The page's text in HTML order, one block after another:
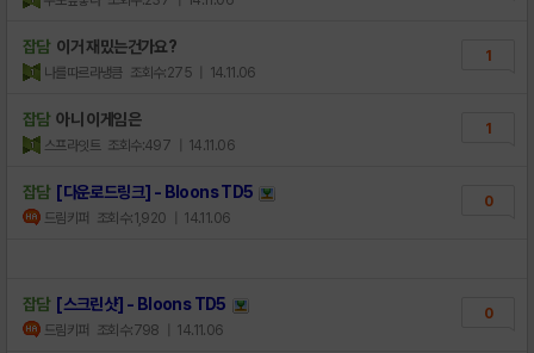
잡담 이거 재밌는건가요?
나를따르라냉큼 조회수:275 | 14.11.06
1
잡담 아니 이게임은
스프라잇트 조회수:497 | 14.11.06
1
잡담 [다운로드링크] - Bloons TD5
드림키퍼 조회수:1,920 | 14.11.06
0
잡담 [스크린샷] - Bloons TD5
드림키퍼 조회수:798 | 14.11.06
0